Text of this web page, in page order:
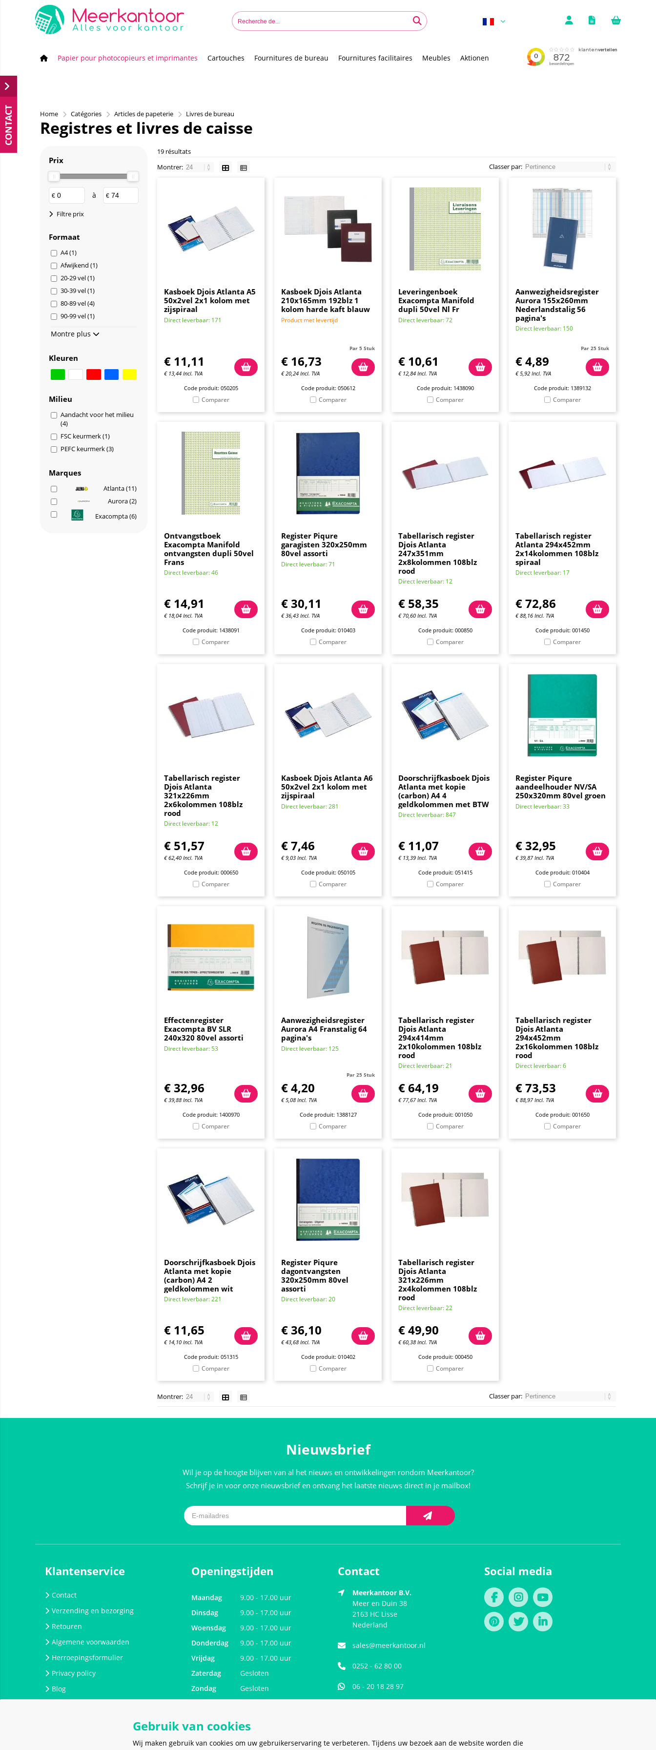
Papier pour photocopieurs et imprimantes Cartouches Fournitures de bureau Fournitures facilitaires Meubles Aktionen
Home Catégories Articles de papeterie Livres de bureau
Registres et livres de caisse
Prix
€ à €
Filtre prix
Formaat
A4 (1)
Afwijkend (1)
20-29 vel (1)
30-39 vel (1)
80-89 vel (4)
90-99 vel (1)
Montre plus
Kleuren
Milieu
Aandacht voor het milieu
(4)
FSC keurmerk (1)
PEFC keurmerk (3)
Marques
Atlanta (11)
Aurora (2)
Exacompta (6)
19 résultats
Montrer:
Classer par:
Kasboek Djois Atlanta A5
50x2vel 2x1 kolom met
zijspiraal
Direct leverbaar: 171
€ 11,11
€ 13,44 Incl. TVA
Code produit: 050205
Comparer
Kasboek Djois Atlanta
210x165mm 192blz 1
kolom harde kaft blauw
Product met levertijd
Par 5 Stuk
€ 16,73
€20,24 Incl. TVA
Code produit: 050612
Comparer
Leveringenboek
Exacompta Manifold
dupli 50vel Nl Fr
Direct leverbaar: 72
€ 10,61
€ 12,84 Incl. TVA
Code produit: 1438090
Comparer
Aanwezigheidsregister
Aurora 155x260mm
Nederlandstalig 56
pagina's
Direct leverbaar: 150
Par 25 Stuk
€4,89
€5,92 Incl. TVA
Code produit: 1389132
Comparer
Ontvangstboek
Exacompta Manifold
ontvangsten dupli 50vel
Frans
Direct leverbaar: 46
€ 14,91
€ 18,04 Incl. TVA
Code produit: 1438091
Comparer
Register Piqure
garagisten 320x250mm
80vel assorti
Direct leverbaar: 71
€ 30,11
€36,43 Incl. TVA
Code produit: 010403
Comparer
Tabellarisch register
Djois Atlanta
247x351mm
2x8kolommen 108blz
rood
Direct leverbaar: 12
€ 58,35
€ 70,60 Incl. TVA
Code produit: 000850
Comparer
Tabellarisch register
Atlanta 294x452mm
2x14kolommen 108blz
spiraal
Direct leverbaar: 17
€72,86
€88,16 Incl. TVA
Code produit: 001450
Comparer
Tabellarisch register
Djois Atlanta
321x226mm
2x6kolommen 108blz
rood
Direct leverbaar: 12
€ 51,57
€62,40 Incl. TVA
Code produit: 000650
Comparer
Kasboek Djois Atlanta A6
50x2vel 2x1 kolom met
zijspiraal
Direct leverbaar: 281
€7,46
€9,03 Incl. TVA
Code produit: 050105
Comparer
Doorschrijfkasboek Djois
Atlanta met kopie
(carbon) A4 4
geldkolommen met BTW
Direct leverbaar: 847
€ 11,07
€ 13,39 Incl. TVA
Code produit: 051415
Comparer
Register Piqure
aandeelhouder NV/SA
250x320mm 80vel groen
Direct leverbaar: 33
€ 32,95
€39,87 Incl. TVA
Code produit: 010404
Comparer
Effectenregister
Exacompta BV SLR
240x320 80vel assorti
Direct leverbaar: 53
€ 32,96
€39,88 Incl. TVA
Code produit: 1400970
Comparer
Aanwezigheidsregister
Aurora A4 Franstalig 64
pagina's
Direct leverbaar: 125
Par 25 Stuk
€4,20
€5,08 Incl. TVA
Code produit: 1388127
Comparer
Tabellarisch register
Djois Atlanta
294x414mm
2x10kolommen 108blz
rood
Direct leverbaar: 21
€64,19
€ 77,67 Incl. TVA
Code produit: 001050
Comparer
Tabellarisch register
Djois Atlanta
294x452mm
2x16kolommen 108blz
rood
Direct leverbaar: 6
€73,53
€88,97 Incl. TVA
Code produit: 001650
Comparer
Doorschrijfkasboek Djois
Atlanta met kopie
(carbon) A4 2
geldkolommen wit
Direct leverbaar: 221
€ 11,65
€ 14,10 Incl. TVA
Code produit: 051315
Comparer
Register Piqure
dagontvangsten
320x250mm 80vel
assorti
Direct leverbaar: 20
€ 36,10
€43,68 Incl. TVA
Code produit: 010402
Comparer
Tabellarisch register
Djois Atlanta
321x226mm
2x4kolommen 108blz
rood
Direct leverbaar: 22
€49,90
€60,38 Incl. TVA
Code produit: 000450
Comparer
Montrer: Classer par:
Nieuwsbrief
Wil je op de hoogte blijven van al het nieuws en ontwikkelingen rondom Meerkantoor?
Schrijf je in voor onze nieuwsbrief en ontvang het laatste nieuws direct in je mailbox!
Klantenservice
Contact
Verzending en bezorging
Retouren
Algemene voorwaarden
Herroepingsformulier
Privacy policy
Blog
Openingstijden
Maandag
9.00 - 17.00 uur
Dinsdag
9.00 - 17.00 uur
Woensdag
9.00 - 17.00 uur
Donderdag
9.00 - 17.00 uur
Vrijdag
9.00 - 17.00 uur
Zaterdag
Gesloten
Zondag
Gesloten
Contact
Meerkantoor B.V.
Meer en Duin 38
2163 HC Lisse
Nederland
sales@meerkantoor.nl
0252 - 62 80 00
06 - 20 18 28 97
Social media
VEILIG EN MAKKELIJKBETALEN
CONTACT
Gebruik van cookies
Wij maken gebruik van cookies om uw gebruikerservaring te verbeteren. Tijdens uw bezoek aan de website worden die